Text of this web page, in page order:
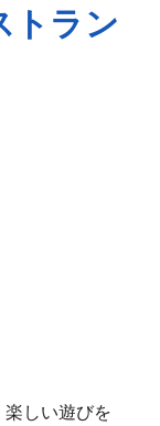
トラン
しい遊びを